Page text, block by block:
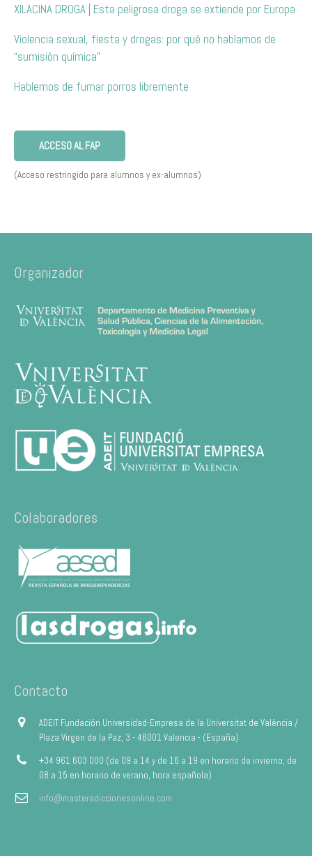
XILACINA DROGA | Esta peligrosa droga se extiende por Europa
Violencia sexual, fiesta y drogas: por qué no hablamos de
“sumisión química”
Hablemos de fumar porros libremente
ACCESO AL FAP
(Acceso restringido para alumnos y ex-alumnos)
Organizador
Colaboradores
Contacto
ADEIT Fundación Universidad-Empresa de la Universitat de València /
Plaza Virgen de la Paz, 3 - 46001 Valencia - (España)
+34 961 603 000 (de 09 a 14 y de 16 a 19 en horario de invierno; de
08 a 15 en horario de verano, hora española)
info@masteradiccionesonline.com